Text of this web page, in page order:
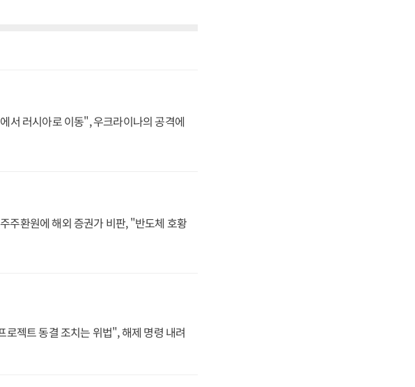
서 러시아로 이동", 우크라이나의 공격에
주환원에 해외 증권가 비판, "반도체 호황
로젝트 동결 조치는 위법", 해제 명령 내려